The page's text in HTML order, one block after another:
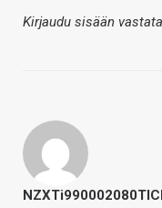
Kirjaudu sisään